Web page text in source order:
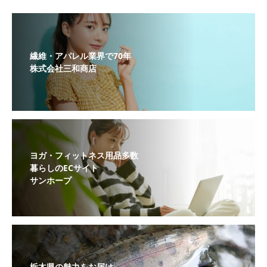
繊維・アパレル業界で70年
株式会社三和商店
ヨガ・フィットネス用品多数
暮らしのECサイト
サンホープ